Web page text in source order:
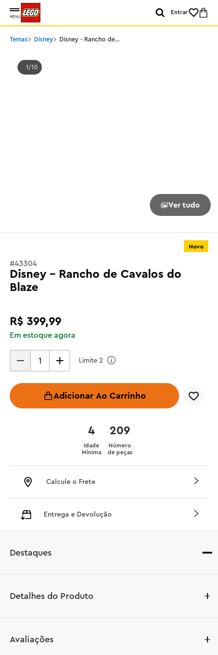
MENU
Entrar
Temas Disney
Disney - Rancho de
1 10
Ver tudo
Novo
#43304
Disney - Rancho de Cavalos do
Blaze
R$ 399,99
Em estoque agora
Limite 2
Adicionar Ao Carrinho
209
Número
de peças
4
Idade
Mínima
Calcule o Frete
Entrega e Devolução
Destaques
Detalhes do Produto
partir de 4 anos neste brinquedo de construção LEGO® |
Avaliações